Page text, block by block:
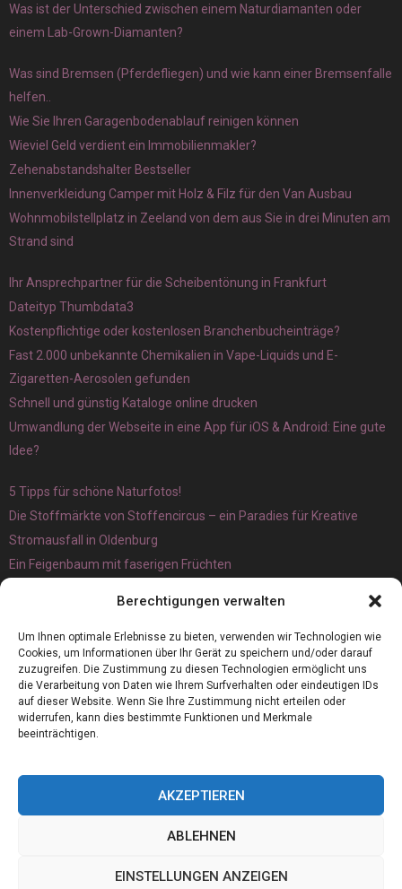
Berechtigungen verwalten
Um Ihnen optimale Erlebnisse zu bieten, verwenden wir Technologien wie
Cookies, um Informationen über Ihr Gerät zu speichern und/oder darauf
zuzugreifen. Die Zustimmung zu diesen Technologien ermöglicht uns
die Verarbeitung von Daten wie Ihrem Surfverhalten oder eindeutigen IDs
auf dieser Website. Wenn Sie Ihre Zustimmung nicht erteilen oder
widerrufen, kann dies bestimmte Funktionen und Merkmale
beeinträchtigen.
AKZEPTIEREN
ABLEHNEN
EINSTELLUNGEN ANZEIGEN
Was ist der Unterschied zwischen einem Naturdiamanten oder
einem Lab-Grown-Diamanten?
Was sind Bremsen (Pferdefliegen) und wie kann einer Bremsenfalle
helfen..
Wie Sie Ihren Garagenbodenablauf reinigen können
Wieviel Geld verdient ein Immobilienmakler?
Zehenabstandshalter Bestseller
Innenverkleidung Camper mit Holz & Filz für den Van Ausbau
Wohnmobilstellplatz in Zeeland von dem aus Sie in drei Minuten am
Strand sind
Ihr Ansprechpartner für die Scheibentönung in Frankfurt
Dateityp Thumbdata3
Kostenpflichtige oder kostenlosen Branchenbucheinträge?
Fast 2.000 unbekannte Chemikalien in Vape-Liquids und E-
Zigaretten-Aerosolen gefunden
Schnell und günstig Kataloge online drucken
Umwandlung der Webseite in eine App für iOS & Android: Eine gute
Idee?
5 Tipps für schöne Naturfotos!
Die Stoffmärkte von Stoffencircus – ein Paradies für Kreative
Stromausfall in Oldenburg
Ein Feigenbaum mit faserigen Früchten
Magnetangeln